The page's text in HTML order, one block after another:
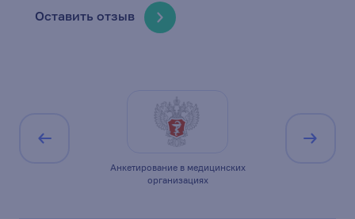
Оставить отзыв
Анкетирование в медицинских
организациях